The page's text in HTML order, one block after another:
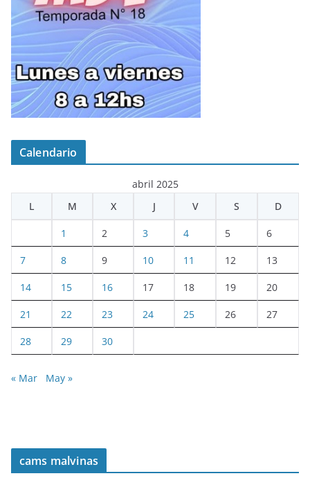
Calendario
abril 2025
L
M X J V S D
1 2 3 4 5 6
7 8 9 10 11 12 13
14 15 16 17 18 19 20
21 22 23 24 25 26 27
28 29 30
« Mar May »
cams malvinas